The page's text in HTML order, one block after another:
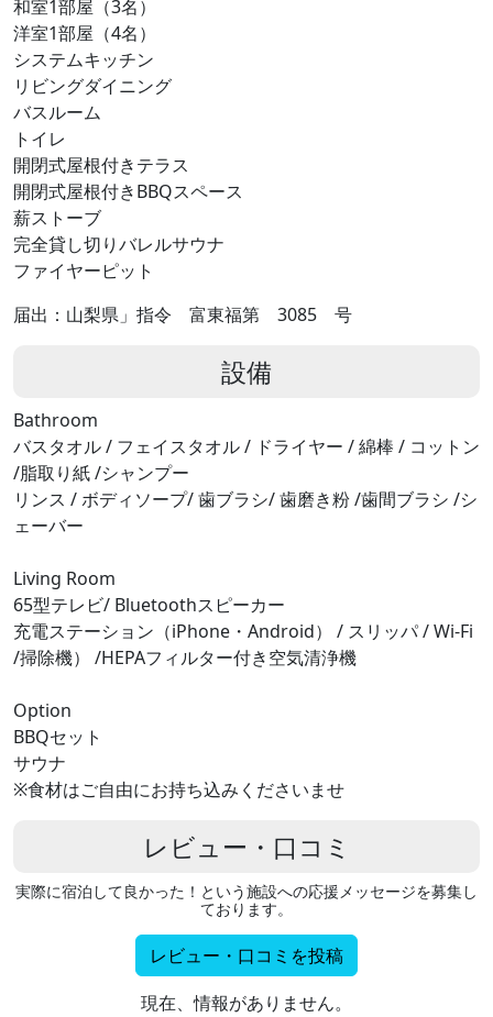
和室1部屋（3名）
洋室1部屋（4名）
システムキッチン
リビングダイニング
バスルーム
トイレ
開閉式屋根付きテラス
開閉式屋根付きBBQスペース
薪ストーブ
完全貸し切りバレルサウナ
ファイヤーピット
届出：山梨県」指令 富東福第 3085 号
設備
Bathroom
バスタオル / フェイスタオル / ドライヤー / 綿棒 / コットン
/脂取り紙 /シャンプー
リンス / ボディソープ/ 歯ブラシ/ 歯磨き粉 /歯間ブラシ /シ
ェーバー
Living Room
65型テレビ/ Bluetoothスピーカー
充電ステーション（iPhone・Android） / スリッパ / Wi-Fi
/掃除機） /HEPAフィルター付き空気清浄機
Option
BBQセット
サウナ
※食材はご自由にお持ち込みくださいませ
レビュー・口コミ
実際に宿泊して良かった！という施設への応援メッセージを募集し
ております。
レビュー・口コミを投稿
現在、情報がありません。